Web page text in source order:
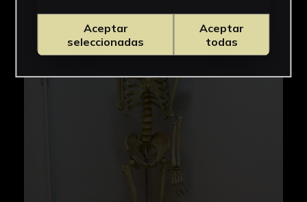
IMÁGENES
Aceptar
seleccionadas
Aceptar
todas